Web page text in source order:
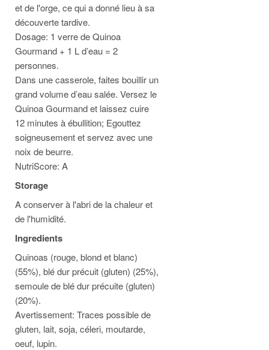
et de l'orge, ce qui a donné lieu à sa
découverte tardive.
Dosage: 1 verre de Quinoa
Gourmand + 1 L d’eau = 2
personnes.
Dans une casserole, faites bouillir un
grand volume d’eau salée. Versez le
Quinoa Gourmand et laissez cuire
12 minutes à ébullition; Egouttez
soigneusement et servez avec une
noix de beurre.
NutriScore: A
Storage
A conserver à l'abri de la chaleur et
de l'humidité.
Ingredients
Quinoas (rouge, blond et blanc)
(55%), blé dur précuit (gluten) (25%),
semoule de blé dur précuite (gluten)
(20%).
Avertissement: Traces possible de
gluten, lait, soja, céleri, moutarde,
oeuf, lupin.